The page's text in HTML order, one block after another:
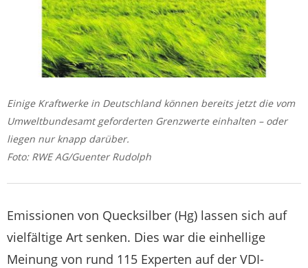
Einige Kraftwerke in Deutschland können bereits jetzt die vom
Umweltbundesamt geforderten Grenzwerte einhalten – oder
liegen nur knapp darüber.
Foto: RWE AG/Guenter Rudolph
Emissionen von Quecksilber (Hg) lassen sich auf
vielfältige Art senken. Dies war die einhellige
Meinung von rund 115 Experten auf der VDI-